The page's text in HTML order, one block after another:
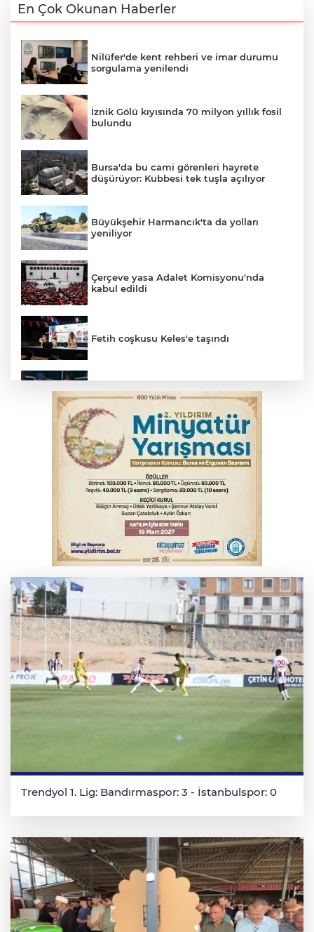
En Çok Okunan Haberler
Nilüfer'de kent rehberi ve imar durumu
sorgulama yenilendi
İznik Gölü kıyısında 70 milyon yıllık fosil
bulundu
Bursa'da bu cami görenleri hayrete
düşürüyor: Kubbesi tek tuşla açılıyor
Büyükşehir Harmancık'ta da yolları
yeniliyor
Çerçeve yasa Adalet Komisyonu'nda
kabul edildi
Fetih coşkusu Keles'e taşındı
kişi tutuklandı
İnegöl’de yangın paniği! Apartmana
sıçrayan alevler söndürüldü
Elektrik akımına kapılan işçi hayatını
kaybetti
Serbest piyasada döviz fiyatları
Trendyol 1. Lig: Bandırmaspor: 3 - İstanbulspor: 0